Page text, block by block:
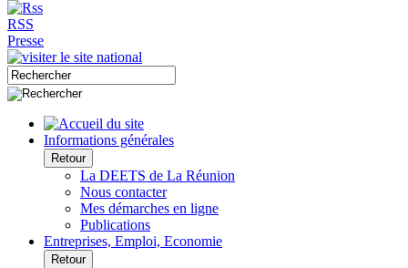
RSS
Presse
Informations générales
Retour
La DEETS de La Réunion
Nous contacter
Mes démarches en ligne
Publications
Entreprises, Emploi, Economie
Retour